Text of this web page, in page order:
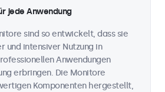
jede Anwendung
sind so entwickelt, dass sie
und intensiver Nutzung in
Anwendungen
erbringen. Die Monitore
Komponenten hergestellt,